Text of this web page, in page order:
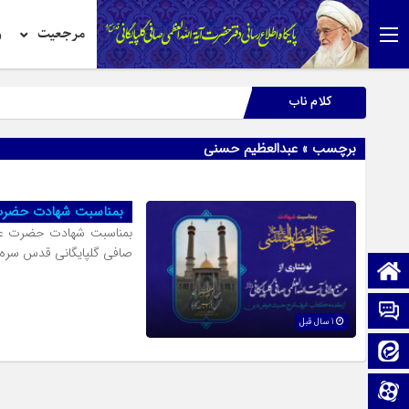
مرجعیت
صفحه نخست
تماس با ما
کلام ناب
برچسب » عبدالعظیم حسنی
بمناسبت شهادت
بمناسبت شهادت حضرت
صافی گلپایگانی قدس